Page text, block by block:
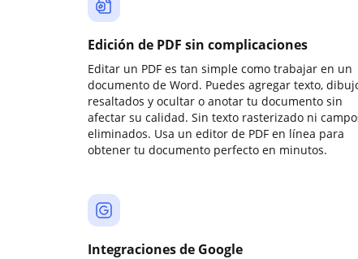
Edición de PDF sin complicaciones
Editar un PDF es tan simple como trabajar en un
documento de Word. Puedes agregar texto,
resaltados y ocultar o anotar tu documento sin
afectar su calidad. Sin texto rasterizado ni
eliminados. Usa un editor de PDF en línea para
obtener tu documento perfecto en minutos.
Integraciones de Google